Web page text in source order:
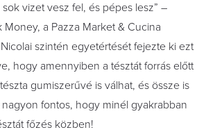
vizet vesz fel, és pépes lesz” –
Money, a Pazza Market & Cucina
szintén egyetértését fejezte ki ezt
hogy amennyiben a tésztát forrás előtt
gumiszerűvé is válhat, és össze is
nagyon fontos, hogy minél gyakrabban
főzés közben!